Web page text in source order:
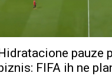
pauze
FIFA ih ne